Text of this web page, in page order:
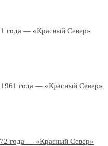
года — «Красный Север»
года — «Красный Север»
года — «Красный Север»